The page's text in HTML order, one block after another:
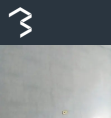
contenido